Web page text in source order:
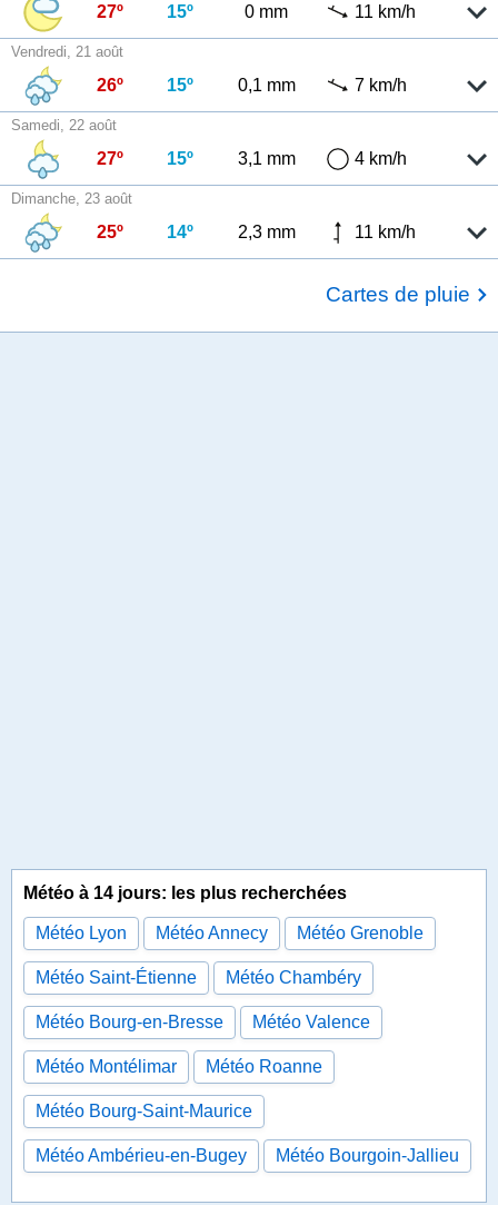
27º 15º 0 mm 11 km/h
Vendredi, 21 août
26º 15º 0,1 mm 7 km/h
Samedi, 22 août
27º 15º 3,1 mm 4 km/h
Dimanche, 23 août
25º 14º 2,3 mm 11 km/h
Cartes de pluie
Météo à 14 jours: les plus recherchées
Météo Lyon Météo Annecy Météo Grenoble
Météo Saint-Étienne Météo Chambéry
Météo Bourg-en-Bresse Météo Valence
Météo Montélimar Météo Roanne
Météo Bourg-Saint-Maurice
Météo Ambérieu-en-Bugey Météo Bourgoin-Jallieu